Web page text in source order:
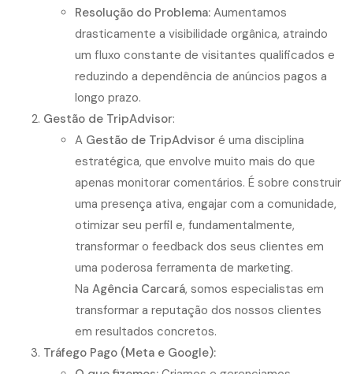
Resolução do Problema: Aumentamos
drasticamente a visibilidade orgânica, atraindo
um fluxo constante de visitantes qualificados e
reduzindo a dependência de anúncios pagos a
longo prazo.
Gestão de TripAdvisor:
A Gestão de TripAdvisor é uma disciplina
estratégica, que envolve muito mais do que
apenas monitorar comentários. É sobre construir
uma presença ativa, engajar com a comunidade,
otimizar seu perfil e, fundamentalmente,
transformar o feedback dos seus clientes em
uma poderosa ferramenta de marketing.
Na Agência Carcará, somos especialistas em
transformar a reputação dos nossos clientes
em resultados concretos.
Tráfego Pago (Meta e Google):